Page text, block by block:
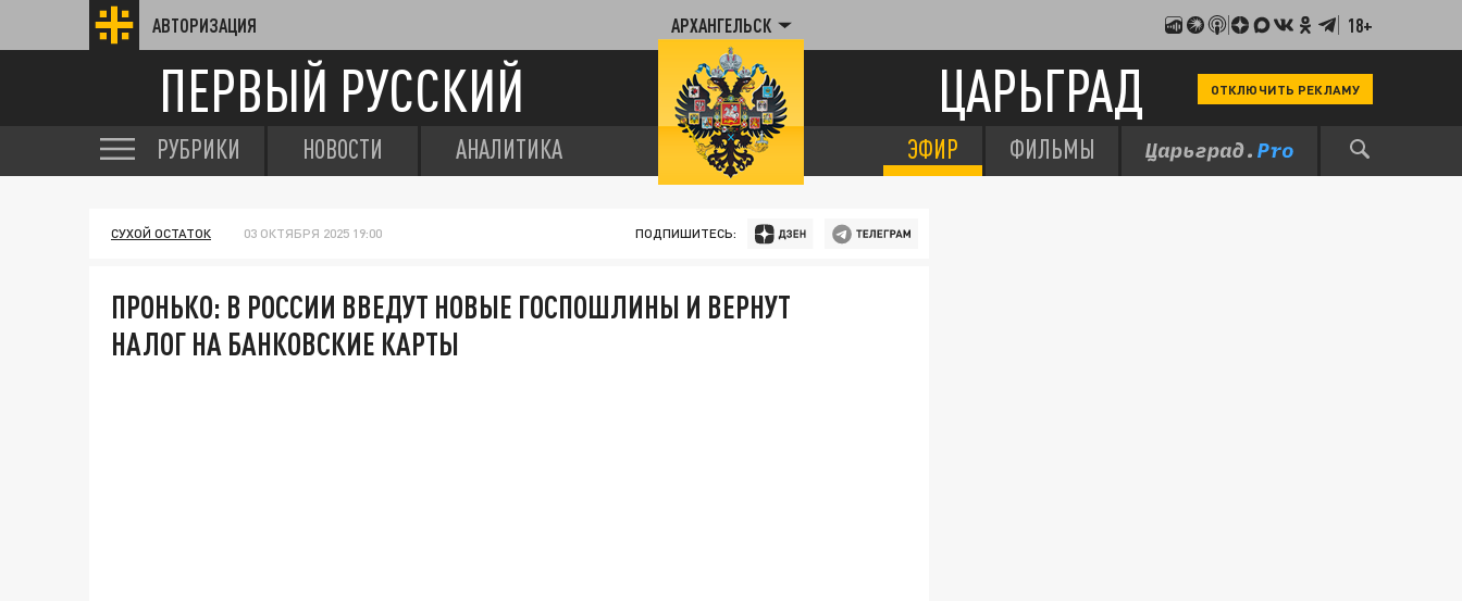
АВТОРИЗАЦИЯ АРХАНГЕЛЬСК 18+
ПЕРВЫЙ РУССКИЙ ЦАРЬГРАД ОТКЛЮЧИТЬ РЕКЛАМУ
РУБРИКИ НОВОСТИ АНАЛИТИКА ЭФИР ФИЛЬМЫ
СУХОЙ ОСТАТОК 03 ОКТЯБРЯ 2025 19:00 ПОДПИШИТЕСЬ:
ПРОНЬКО: В РОССИИ ВВЕДУТ НОВЫЕ ГОСПОШЛИНЫ И ВЕРНУТ
НАЛОГ НА БАНКОВСКИЕ КАРТЫ